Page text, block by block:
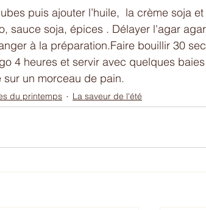
puis ajouter l’huile,  la crème soja
sauce soja, épices . Délayer l'agar
à la préparation.Faire bouillir 30
4 heures et servir avec quelques baies
sur un morceau de pain.
du printemps La saveur de l'été